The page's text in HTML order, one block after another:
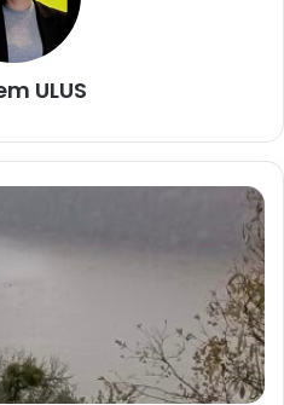
ULUS